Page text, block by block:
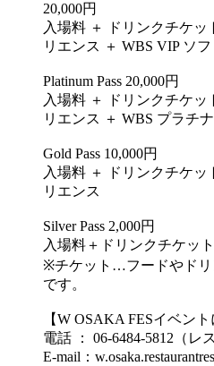
20,000円
入場料 ＋ ドリンクチケ
リエンス ＋ WBS VIP ソ
Platinum Pass 20,000円
入場料 ＋ ドリンクチケ
リエンス ＋ WBS プラチ
Gold Pass 10,000円
入場料 ＋ ドリンクチケ
リエンス
Silver Pass 2,000円
入場料＋ドリンクチケッ
※チケット…フードやドリ
です。
【W OSAKA FESイベン
電話 ： 06-6484-5812（レ
E-mail：